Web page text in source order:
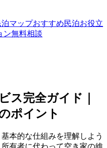
泊マップおすすめ民泊お役立
ン無料相談
ス完全ガイド｜
ポイント
本的な仕組みを理解しよう
有者に代わって空き家の維